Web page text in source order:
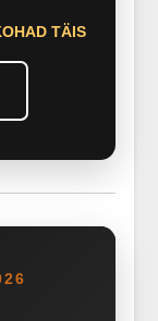
TÄIS